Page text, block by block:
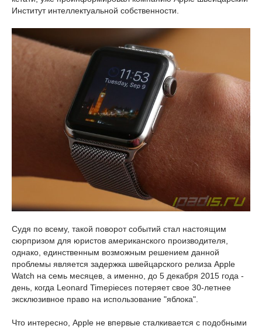
Институт интеллектуальной собственности.
Судя по всему, такой поворот событий стал настоящим
сюрпризом для юристов американского производителя,
однако, единственным возможным решением данной
проблемы является задержка швейцарского релиза Apple
Watch на семь месяцев, а именно, до 5 декабря 2015 года -
день, когда Leonard Timepieces потеряет свое 30-летнее
эксклюзивное право на использование "яблока".
Что интересно, Apple не впервые сталкивается с подобными